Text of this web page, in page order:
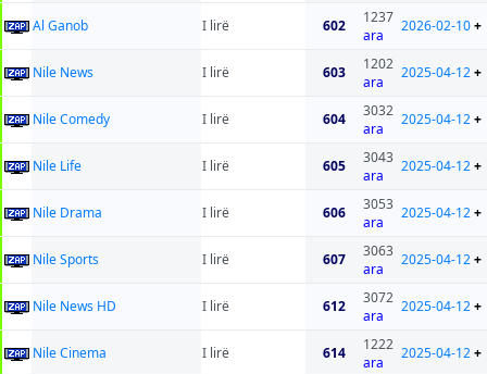
Al Ganob I lirë 602
1237
ara
2026-02-10+
Nile News I lirë 603
1202
ara
2025-04-12+
Nile Comedy I lirë 604
3032
ara
2025-04-12+
Nile Life I lirë 605
3043
ara
2025-04-12+
Nile Drama I lirë 606
3053
ara
2025-04-12+
Nile Sports I lirë 607
3063
ara
2025-04-12+
Nile News HD I lirë 612
3072
ara
2025-04-12+
Nile Cinema I lirë 614
1222
ara
2025-04-12+